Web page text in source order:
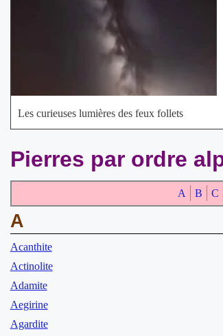
Les curieuses lumières des feux follets
Pierres par ordre
A B C
A
Acanthite
Actinolite
Adamite
Aegirine
Agardite